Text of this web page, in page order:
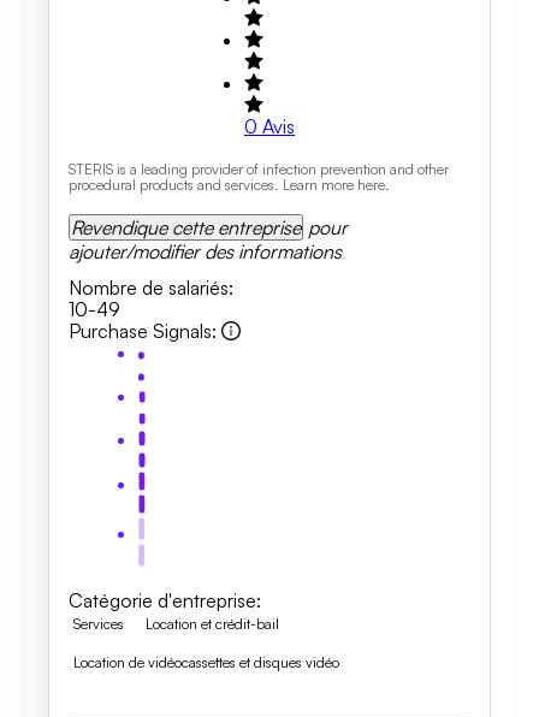
0 Avis
STERIS is a leading provider of infection prevention and other
procedural products and services. Learn more here.
Revendique cette entreprise pour
ajouter/modifier des informations
Nombre de salariés:
10-49
Purchase Signals:
Catégorie d'entreprise:
Services Location et crédit-bail
Location de vidéocassettes et disques vidéo